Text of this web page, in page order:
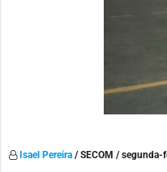
Isael Pereira / SECOM /